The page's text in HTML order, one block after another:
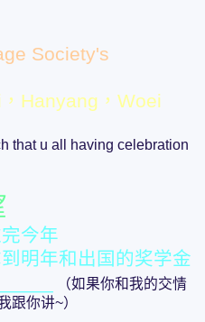
Society's
Hanyang，Woei
that u all having celebration
今年
明年和出国的奖学金
（如果你和我的交情
跟你讲~）